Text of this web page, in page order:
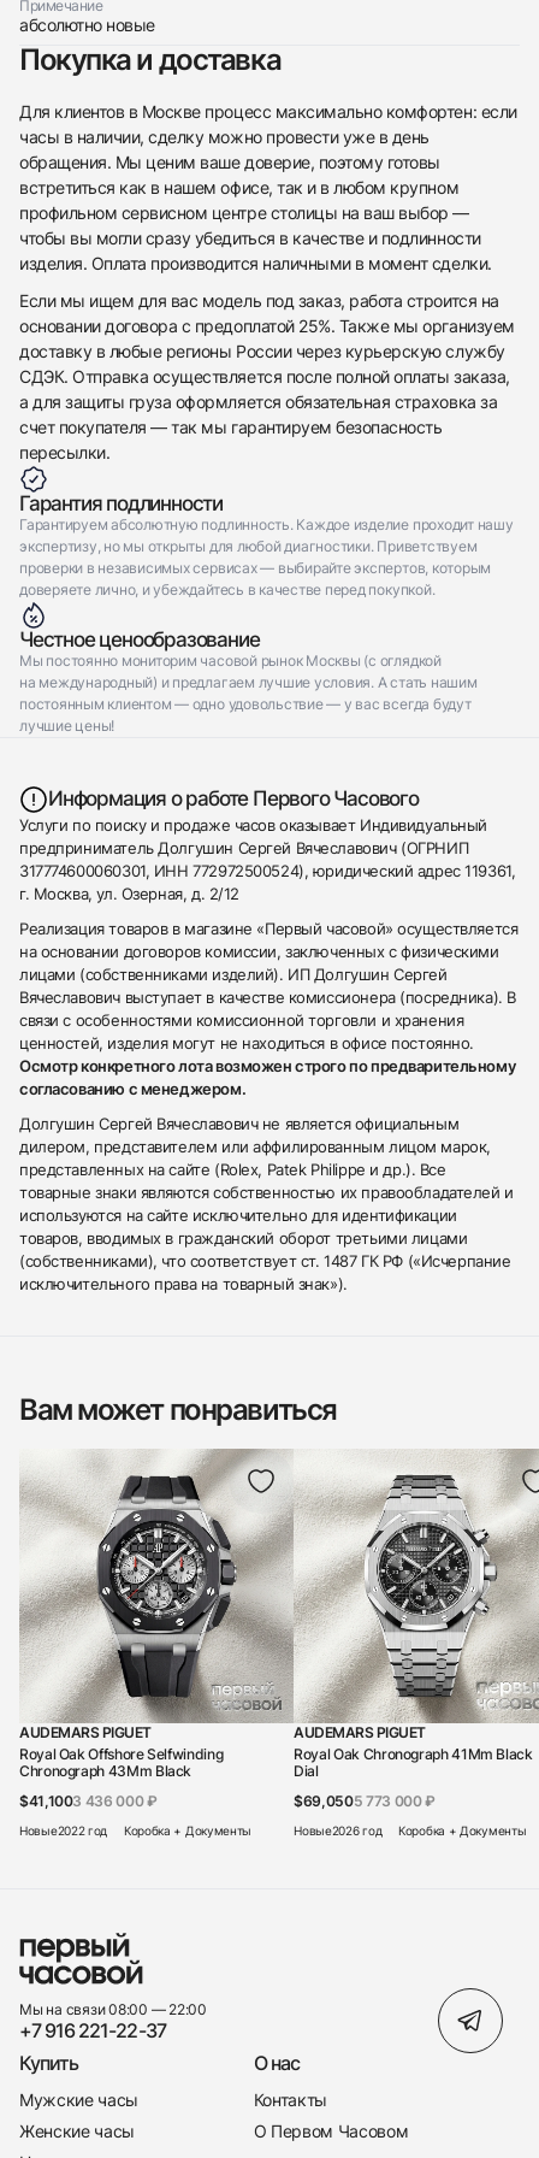
Примечание
абсолютно новые
Покупка и доставка
Для клиентов в Москве процесс максимально комфортен: если
часы в наличии, сделку можно провести уже в день
обращения. Мы ценим ваше доверие, поэтому готовы
встретиться как в нашем офисе, так и в любом крупном
профильном сервисном центре столицы на ваш выбор —
чтобы вы могли сразу убедиться в качестве и подлинности
изделия. Оплата производится наличными в момент сделки.
Если мы ищем для вас модель под заказ, работа строится на
основании договора с предоплатой 25%. Также мы организуем
доставку в любые регионы России через курьерскую службу
СДЭК. Отправка осуществляется после полной оплаты заказа,
а для защиты груза оформляется обязательная страховка за
счет покупателя — так мы гарантируем безопасность
пересылки.
Гарантия подлинности
Гарантируем абсолютную подлинность. Каждое изделие проходит нашу
экспертизу, но мы открыты для любой диагностики. Приветствуем
проверки в независимых сервисах — выбирайте экспертов, которым
доверяете лично, и убеждайтесь в качестве перед покупкой.
Честное ценообразование
Мы постоянно мониторим часовой рынок Москвы (с оглядкой
на международный) и предлагаем лучшие условия. А стать нашим
постоянным клиентом — одно удовольствие — у вас всегда будут
лучшие цены!
Информация о работе Первого Часового
Услуги по поиску и продаже часов оказывает Индивидуальный
предприниматель Долгушин Сергей Вячеславович (ОГРНИП
317774600060301, ИНН 772972500524), юридический адрес 119361,
г. Москва, ул. Озерная, д. 2/12
Реализация товаров в магазине «Первый часовой» осуществляется
на основании договоров комиссии, заключенных с физическими
лицами (собственниками изделий). ИП Долгушин Сергей
Вячеславович выступает в качестве комиссионера (посредника). В
связи с особенностями комиссионной торговли и хранения
ценностей, изделия могут не находиться в офисе постоянно.
Осмотр конкретного лота возможен строго по предварительному
согласованию с менеджером.
Долгушин Сергей Вячеславович не является официальным
дилером, представителем или аффилированным лицом марок,
представленных на сайте (Rolex, Patek Philippe и др.). Все
товарные знаки являются собственностью их правообладателей и
используются на сайте исключительно для идентификации
товаров, вводимых в гражданский оборот третьими лицами
(собственниками), что соответствует ст. 1487 ГК РФ («Исчерпание
исключительного права на товарный знак»).
Вам может понравиться
AUDEMARS PIGUET
Royal Oak Offshore Selfwinding
Chronograph 43Mm Black
$41,1003 436 000 ₽
Новые2022 год Коробка + Документы
AUDEMARS PIGUET
Royal Oak Chronograph 41Mm Black
Dial
$69,0505 773 000 ₽
Новые2026 год Коробка + Документы
Мы на связи 08:00 — 22:00
+7 916 221-22-37
Купить
Мужские часы
Женские часы
О нас
Контакты
О Первом Часовом